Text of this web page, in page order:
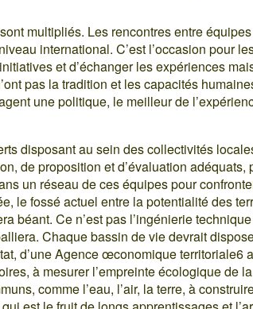
multipliés. Les rencontres entre
international. C’est l’occasion pour
et d’échanger les expériences
pas la tradition et les capacités
une politique, le meilleur de
disposant au sein des collectivités
de proposition et d’évaluation adéquats,
un réseau de ces équipes pour
le fossé actuel entre la potentialité des
béant. Ce n’est pas l’ingénierie
Chaque bassin de vie devrait
d’une Agence œconomique territoriale6
à mesurer l’empreinte écologique de
comme l’eau, l’air, la terre, à